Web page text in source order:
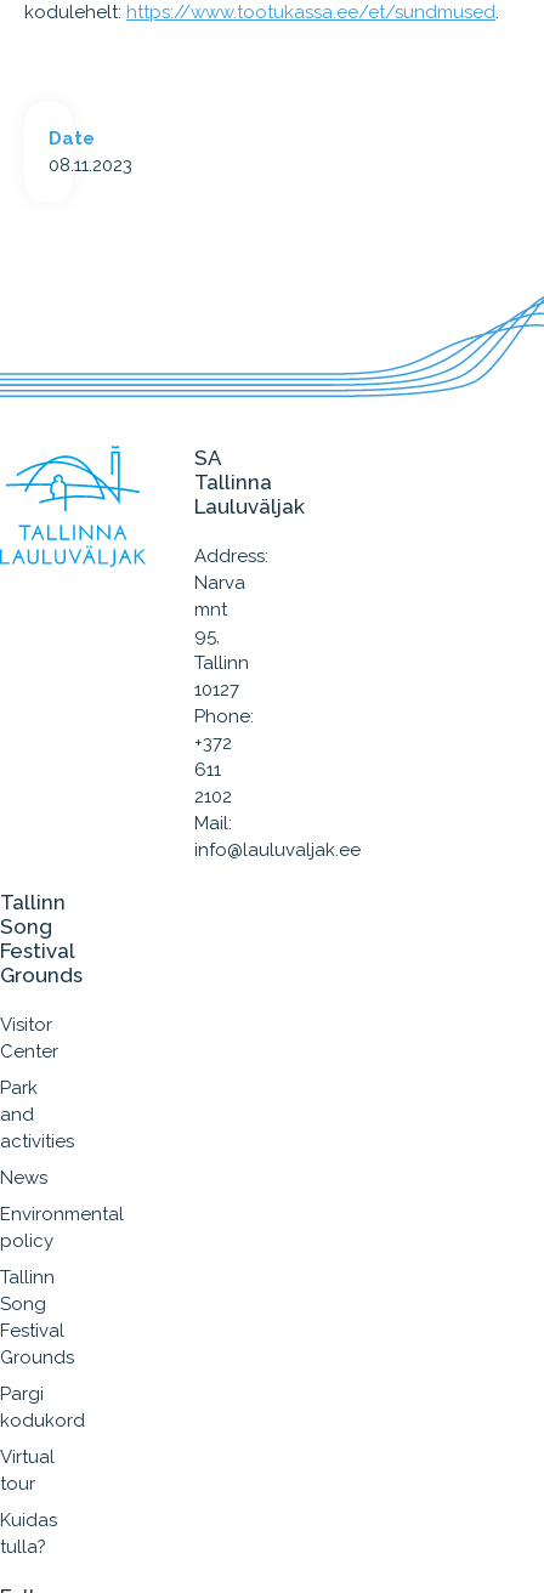
kodulehelt: https://www.tootukassa.ee/et/sundmused.
Date
08.11.2023
SA
Tallinna
Lauluväljak
Address:
Narva
mnt
95,
Tallinn
10127
Phone:
+372
611
2102
Mail:
info@lauluvaljak.ee
Tallinn
Song
Festival
Grounds
Visitor
Center
Park
and
activities
News
Environmental
policy
Tallinn
Song
Festival
Grounds
Pargi
kodukord
Virtual
tour
Kuidas
tulla?